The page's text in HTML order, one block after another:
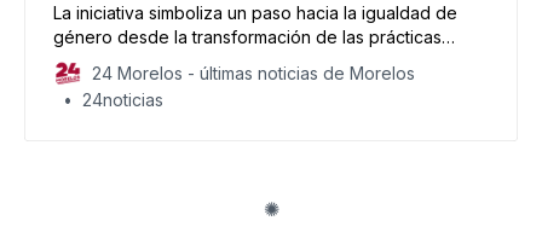
La iniciativa simboliza un paso hacia la igualdad de
género desde la transformación de las prácticas
cotidianas.
24 Morelos - últimas noticias de Morelos
24noticias